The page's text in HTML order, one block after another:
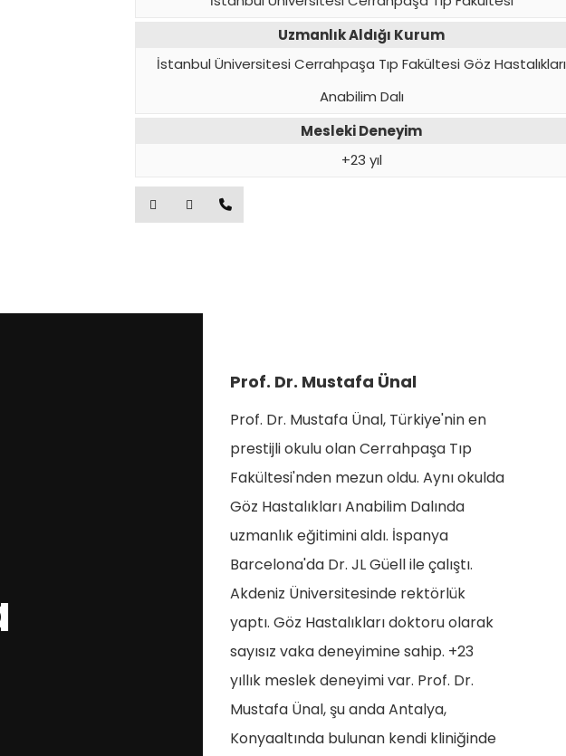
Uzmanlık Aldığı Kurum
İstanbul Üniversitesi Cerrahpaşa Tıp Fakültesi Göz Hastalıkları
Anabilim Dalı
Mesleki Deneyim
+23 yıl
Prof. Dr. Mustafa Ünal
Prof. Dr. Mustafa Ünal, Türkiye'nin en
prestijli okulu olan Cerrahpaşa Tıp
Fakültesi'nden mezun oldu. Aynı okulda
Göz Hastalıkları Anabilim Dalında
uzmanlık eğitimini aldı. İspanya
Barcelona'da Dr. JL Güell ile çalıştı.
Akdeniz Üniversitesinde rektörlük
yaptı. Göz Hastalıkları doktoru olarak
sayısız vaka deneyimine sahip. +23
yıllık meslek deneyimi var. Prof. Dr.
Mustafa Ünal, şu anda Antalya,
Konyaaltında bulunan kendi kliniğinde